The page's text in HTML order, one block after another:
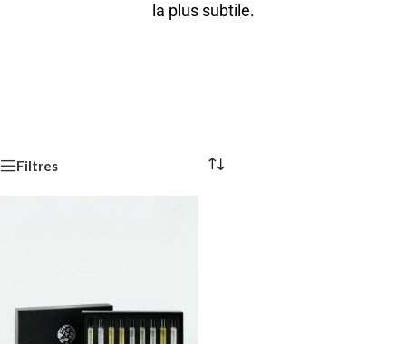
la plus subtile.
Filtres